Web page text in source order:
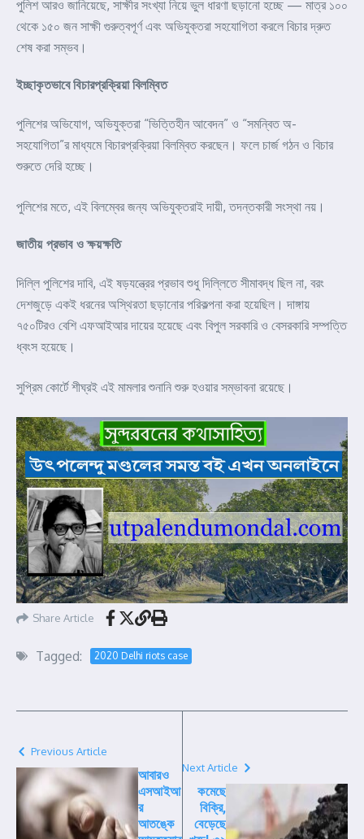
পুলিশ আরও জানিয়েছে, সাক্ষীর সংখ্যা নিয়ে ভুল ধারণা ছড়ানো হচ্ছে — মাত্র ১০০
থেকে ১৫০ জন সাক্ষী গুরুত্বপূর্ণ এবং অভিযুক্তরা সহযোগিতা করলে বিচার দ্রুত
শেষ করা সম্ভব।
ইচ্ছাকৃতভাবে বিচারপ্রক্রিয়া বিলম্বিত
পুলিশের অভিযোগ, অভিযুক্তরা “ভিত্তিহীন আবেদন” ও “সমন্বিত অ-
সহযোগিতা”র মাধ্যমে বিচারপ্রক্রিয়া বিলম্বিত করছেন। ফলে চার্জ গঠন ও বিচার
শুরুতে দেরি হচ্ছে।
পুলিশের মতে, এই বিলম্বের জন্য অভিযুক্তরাই দায়ী, তদন্তকারী সংস্থা নয়।
জাতীয় প্রভাব ও ক্ষয়ক্ষতি
দিল্লি পুলিশের দাবি, এই ষড়যন্ত্রের প্রভাব শুধু দিল্লিতে সীমাবদ্ধ ছিল না, বরং
দেশজুড়ে একই ধরনের অস্থিরতা ছড়ানোর পরিকল্পনা করা হয়েছিল। দাঙ্গায়
৭৫০টিরও বেশি এফআইআর দায়ের হয়েছে এবং বিপুল সরকারি ও বেসরকারি সম্পত্তি
ধ্বংস হয়েছে।
সুপ্রিম কোর্টে শীঘ্রই এই মামলার শুনানি শুরু হওয়ার সম্ভাবনা রয়েছে।
Share Article
Tagged: 2020 Delhi riots case
Previous Article
আবারও
এসআইআ
র
আতঙ্কে
Next Article
কমেছে
বিক্রি,
বেড়েছে